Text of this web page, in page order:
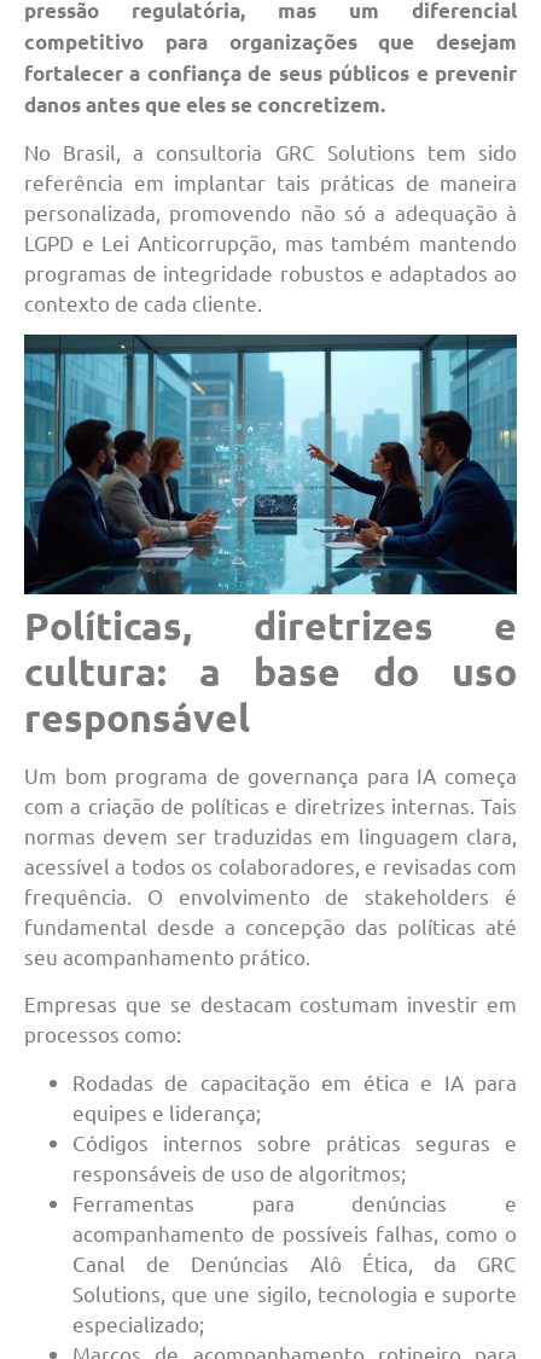
pressão regulatória, mas um diferencial
competitivo para organizações que desejam
fortalecer a confiança de seus públicos e prevenir
danos antes que eles se concretizem.
No Brasil, a consultoria GRC Solutions tem sido
referência em implantar tais práticas de maneira
personalizada, promovendo não só a adequação à
LGPD e Lei Anticorrupção, mas também mantendo
programas de integridade robustos e adaptados ao
contexto de cada cliente.
Políticas, diretrizes e
cultura: a base do uso
responsável
Um bom programa de governança para IA começa
com a criação de políticas e diretrizes internas. Tais
normas devem ser traduzidas em linguagem clara,
acessível a todos os colaboradores, e revisadas com
frequência. O envolvimento de stakeholders é
fundamental desde a concepção das políticas até
seu acompanhamento prático.
Empresas que se destacam costumam investir em
processos como:
Rodadas de capacitação em ética e IA para
equipes e liderança;
Códigos internos sobre práticas seguras e
responsáveis de uso de algoritmos;
Ferramentas para denúncias e
acompanhamento de possíveis falhas, como o
Canal de Denúncias Alô Ética, da GRC
Solutions, que une sigilo, tecnologia e suporte
especializado;
Marcos de acompanhamento rotineiro para